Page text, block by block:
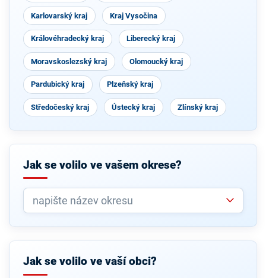
Karlovarský kraj Kraj Vysočina
Královéhradecký kraj Liberecký kraj
Moravskoslezský kraj Olomoucký kraj
Pardubický kraj Plzeňský kraj
Středočeský kraj Ústecký kraj Zlínský kraj
Jak se volilo ve vašem okrese?
Jak se volilo ve vaší obci?